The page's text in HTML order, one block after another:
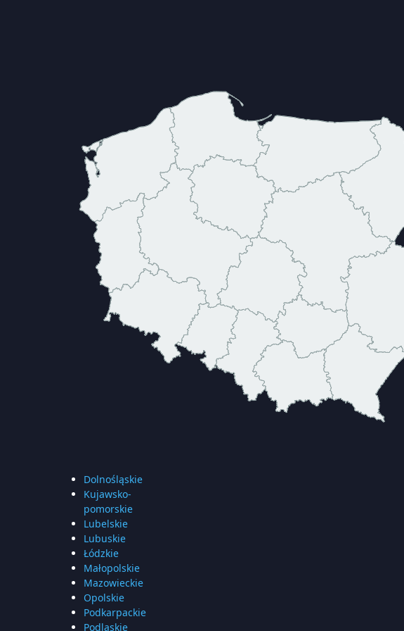
Zachodniopomorskie
Dolnośląskie
Kujawsko-
pomorskie
Lubelskie
Lubuskie
Łódzkie
Małopolskie
Mazowieckie
Opolskie
Podkarpackie
Podlaskie